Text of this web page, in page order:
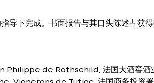
导下完成。书面报告与其口头陈述占获
Philippe de Rothschild, 法国大酒窖